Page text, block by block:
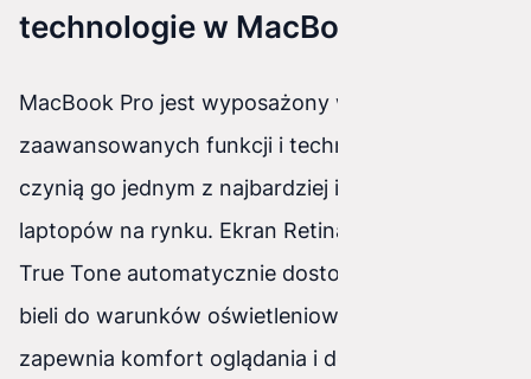
technologie w MacBooku Pro
MacBook Pro jest wyposażony w szereg
zaawansowanych funkcji i technologii, które
czynią go jednym z najbardziej innowacyjnych
laptopów na rynku. Ekran Retina z technologią
True Tone automatycznie dostosowuje balans
bieli do warunków oświetleniowych, co
zapewnia komfort oglądania i dokładność